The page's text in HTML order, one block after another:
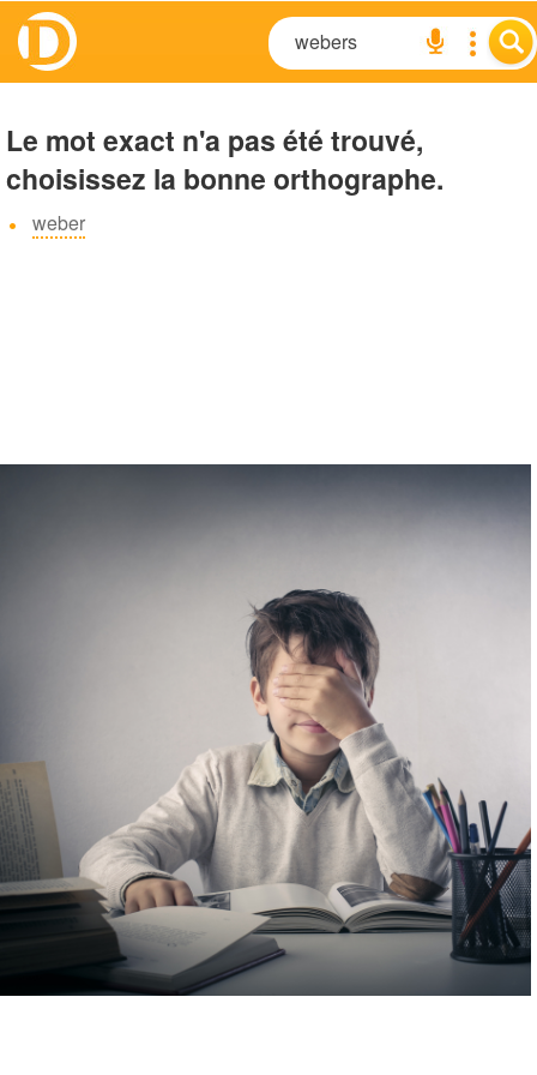
Le mot exact n'a pas été trouvé,
choisissez la bonne orthographe.
weber